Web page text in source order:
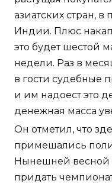
азиатских стран,
Индии. Плюс
это будет шестой
недели. Раз в
в гости судебные
и им надоест это
денежная масса
Он отметил, что
примешались
Нынешней весной
придать